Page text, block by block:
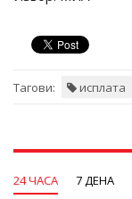
Тагови: исплата
24 ЧАСА 7 ДЕНА